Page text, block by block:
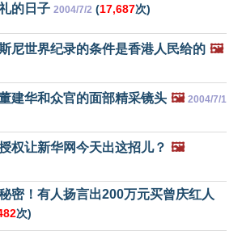
的日子 2004/7/2 (17,687次)
尼世界纪录的条件是香港人民给的 🖼️
建华和众官的面部精采镜头 🖼️ 2004/7/1
权让新华网今天出这招儿？ 🖼️
密！有人扬言出200万元买曾庆红人
次)